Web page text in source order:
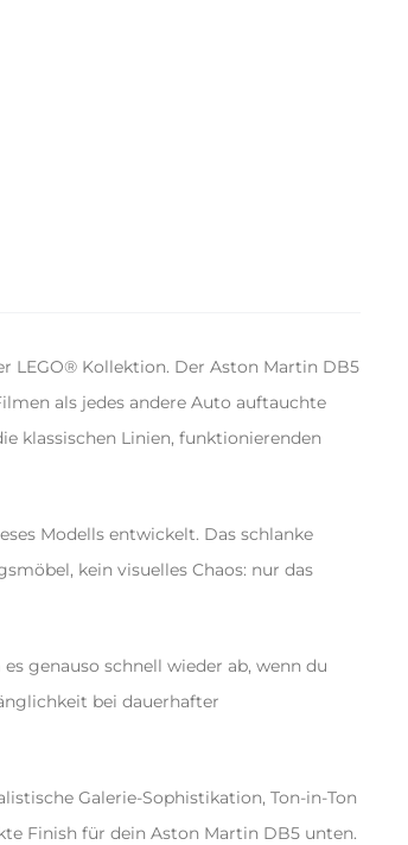
LEGO® Kollektion. Der Aston Martin DB5
als jedes andere Auto auftauchte
klassischen Linien, funktionierenden
Modells entwickelt. Das schlanke
kein visuelles Chaos: nur das
genauso schnell wieder ab, wenn du
bei dauerhafter
Galerie-Sophistikation, Ton-in-Ton
Finish für dein Aston Martin DB5 unten.